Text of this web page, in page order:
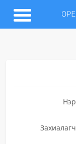
Нэр
Захиалагч